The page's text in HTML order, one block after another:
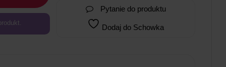
Pytanie do produktu
Dodaj do Schowka